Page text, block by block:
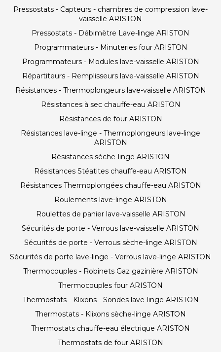
Pressostats - Capteurs - chambres de compression lave-
vaisselle ARISTON
Pressostats - Débimètre Lave-linge ARISTON
Programmateurs - Minuteries four ARISTON
Programmateurs - Modules lave-vaisselle ARISTON
Répartiteurs - Remplisseurs lave-vaisselle ARISTON
Résistances - Thermoplongeurs lave-vaisselle ARISTON
Résistances à sec chauffe-eau ARISTON
Résistances de four ARISTON
Résistances lave-linge - Thermoplongeurs lave-linge
ARISTON
Résistances sèche-linge ARISTON
Résistances Stéatites chauffe-eau ARISTON
Résistances Thermoplongées chauffe-eau ARISTON
Roulements lave-linge ARISTON
Roulettes de panier lave-vaisselle ARISTON
Sécurités de porte - Verrous lave-vaisselle ARISTON
Sécurités de porte - Verrous sèche-linge ARISTON
Sécurités de porte lave-linge - Verrous lave-linge ARISTON
Thermocouples - Robinets Gaz gazinière ARISTON
Thermocouples four ARISTON
Thermostats - Klixons - Sondes lave-linge ARISTON
Thermostats - Klixons sèche-linge ARISTON
Thermostats chauffe-eau électrique ARISTON
Thermostats de four ARISTON